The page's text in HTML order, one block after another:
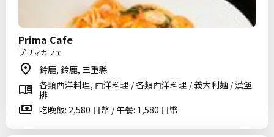
Prima Cafe
プリマカフェ
鈴鹿, 鈴鹿, 三重縣
各類西洋料理, 西洋料理 / 各類西洋料理 / 義大利麵 / 漢堡
排
吃晚飯: 2,580 日幣 / 午餐: 1,580 日幣